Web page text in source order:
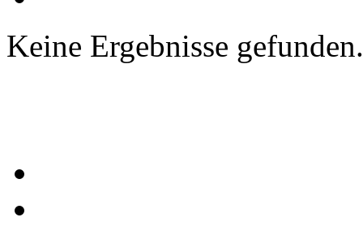
Keine Ergebnisse gefunden.